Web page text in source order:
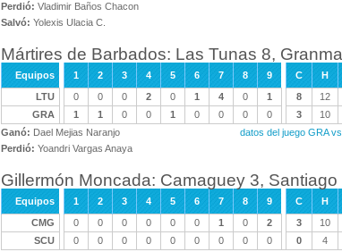
Perdió: Vladimir Baños Chacon
Salvó: Yolexis Ulacia C.
Mártires de Barbados: Las Tunas 8,
Equipos 1 2 3 4 5 6 7 8 9 C H
LTU
0 0 0 2 0 1 4 0 1 8 12
GRA
1 1 0 0 1 0 0 0 0 3 10
datos del juego GRA
Ganó: Dael Mejias Naranjo
Perdió: Yoandri Vargas Anaya
Gillermón Moncada: Camaguey 3,
Equipos 1 2 3 4 5 6 7 8 9 C H
CMG
0 0 0 0 0 0 1 0 2 3 10
SCU
0 0 0 0 0 0 0 0 0 0 4